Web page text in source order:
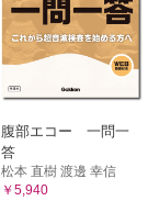
腹部エコー 一問一
答
松本 直樹 渡邊 幸信
￥5,940